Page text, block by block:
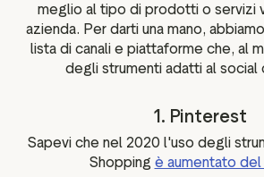
meglio al tipo di prodotti o servizi
azienda. Per darti una mano,
lista di canali e piattaforme che, al
degli strumenti adatti al social
1. Pinterest
Sapevi che nel 2020 l'uso degli
Shopping è aumentato